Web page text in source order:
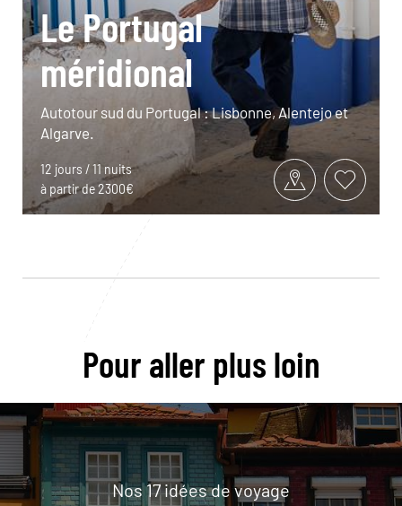
Le Portugal
méridional
Autotour sud du Portugal : Lisbonne, Alentejo et
Algarve.
12 jours / 11 nuits
à partir de 2300€
Pour aller plus loin
Nos 17 idées de voyage